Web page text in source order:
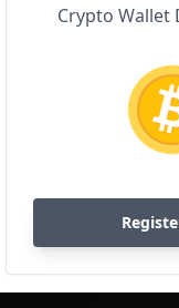
Crypto Wallet